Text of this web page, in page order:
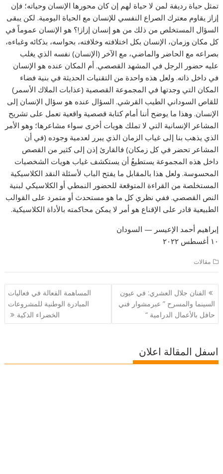
تمثل حياة رديفة لمن لا حياة لهم إن كان محورها الإنسان وحياته؛ فإن
إزاز يقاوم معترك الصراع النفسي للإنسان مع الحياة اليومية. لكن يبقى
السؤال المستخلص من ذلك من هو إنسان إزاز!؟ هو الإنسان عموماً في
كل مكان وزمان، الإنسان بكل اختلافته وخلافته، بحواسه، بذكائه وغباءه،
بصراعه مع الحاضر والماضي، مع الآخر (الإنسان) نفسه الذي يغلب
عليه حضور الرجل في المشهد القصصي. أم المكان عنده هو الإنسان
في داخل ذاته. ولعل هذه واحدة من التقنيات الحديثة في بنية فضاء
المكان التي وجدتها في المجموعة القصصية (عذابات الملاك الأسمر)
للقاص السوداني الطيب القرشي. السؤال عنده هو سؤال الإنسان إلى
الإنسان. وهذا ما يوضح أننا أمام كتابة قصصية واقعية تعمل على تشريح
المشاعر الإنسانية التي لا تملك هويات أخرى سواء مشاعرها؛ وهو الأمر
الذي يذهب بنا إلى غياب الزمان الذي يبرر لعدمية وجوده (في أن
المشاعر تحضر في كل زمكان) فالقارئ إذن إلى كثير من القصص
داخل هذه المجموعة يستطيعُ أن يستكشف غياب هويات الشخصيات
المحسوسة. ولعل هذا بالمقابل ما يفتح الباب لأسئلة النقد الكلاسيكية
المستخلصة من القراءة المتوقعة للحضور النمطي أو الكلاسيكي لبنية
النص القصصي. ففي نظري كل ما هو مستحدث أو متمرد على القوالب
الطبيعية قادر على الإقناع هو أمر لا يمكن محاكمته بالأداة الكلاسيكية.
إبراهيم أحمد الإعيسر — السودان
١٠ أغسطس ٢٠٢٢
مقالات
تصفّح
المقالات
الفنان جلال العشري: في عيون
السينما والمسرح ” عبرمشوار فني
حافل بالأعمال الدرامية “
المساهمة الفعالة في فعاليات
المبادرة الوطنية للمشروعات
الخضراء الذكية
اسفل المقالة اعلان